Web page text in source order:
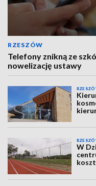
RZESZÓW
Telefony znikną ze
nowelizację ustawy
W